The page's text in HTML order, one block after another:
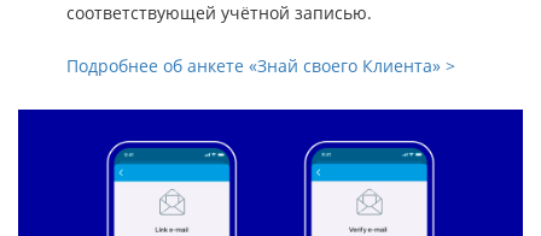
соответствующей учётной записью.
Подробнее об анкете «Знай своего Клиента» >